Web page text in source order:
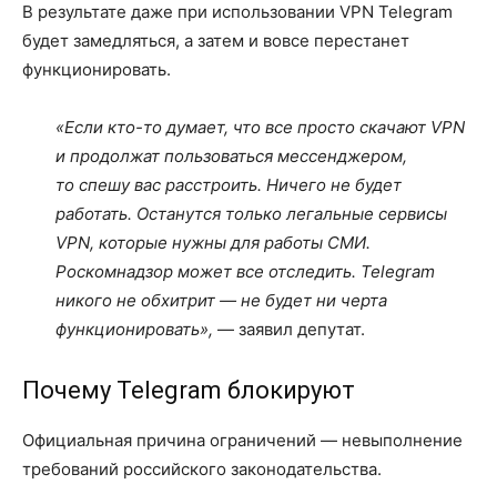
В результате даже при использовании VPN Telegram
будет замедляться, а затем и вовсе перестанет
функционировать.
«Если кто-то думает, что все просто скачают VPN
и продолжат пользоваться мессенджером,
то спешу вас расстроить. Ничего не будет
работать. Останутся только легальные сервисы
VPN, которые нужны для работы СМИ.
Роскомнадзор может все отследить. Telegram
никого не обхитрит — не будет ни черта
функционировать», — заявил депутат.
Почему Telegram блокируют
Официальная причина ограничений — невыполнение
требований российского законодательства.